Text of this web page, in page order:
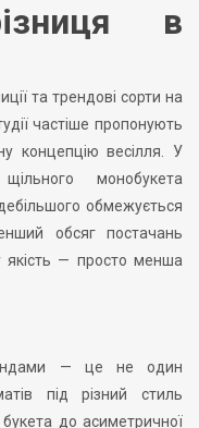
в
та трендові сорти на
частіше пропонують
концепцію весілля. У
монобукета
обмежується
обсяг постачань
якість — просто менша
— це не один
під різний стиль
до асиметричної